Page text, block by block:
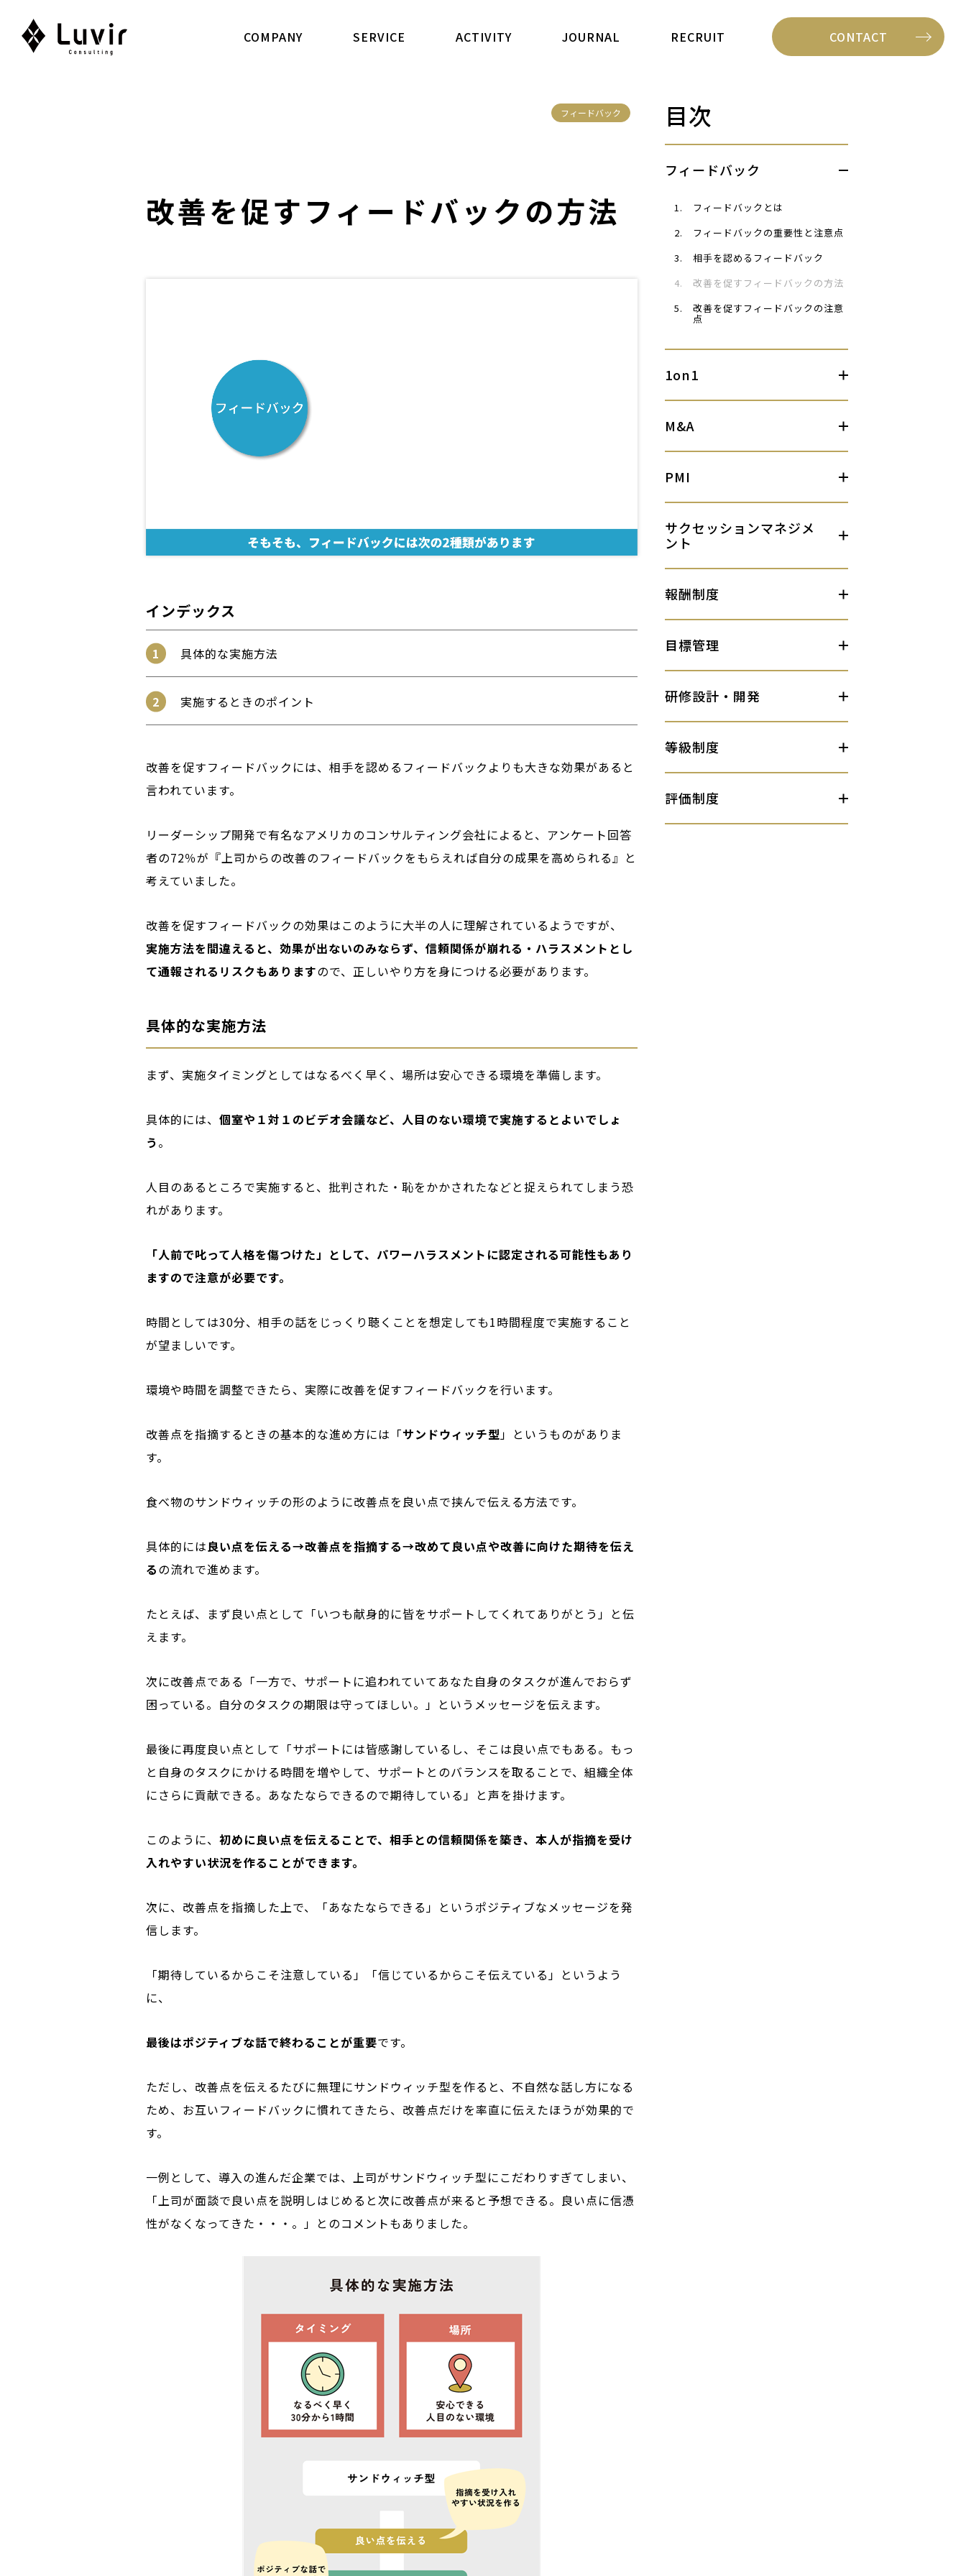
COMPANY SERVICE ACTIVITY JOURNAL RECRUIT CONTACT
フィードバック
改善を促すフィードバックの方法
インデックス
具体的な実施方法
実施するときのポイント
改善を促すフィードバックには、相手を認めるフィードバックよりも大きな効果があると
言われています。
リーダーシップ開発で有名なアメリカのコンサルティング会社によると、アンケート回答
者の72％が『上司からの改善のフィードバックをもらえれば自分の成果を高められる』と
考えていました。
改善を促すフィードバックの効果はこのように大半の人に理解されているようですが、
実施方法を間違えると、効果が出ないのみならず、信頼関係が崩れる・ハラスメントとし
て通報されるリスクもありますので、正しいやり方を身につける必要があります。
具体的な実施方法
まず、実施タイミングとしてはなるべく早く、場所は安心できる環境を準備します。
具体的には、 個室や１対１のビデオ会議など、人目のない環境で実施するとよいでしょ
う。
人目のあるところで実施すると、批判された・恥をかかされたなどと捉えられてしまう恐
れがあります。
「人前で叱って人格を傷つけた」として、パワーハラスメントに認定される可能性もあり
ますので注意が必要です。
時間としては30分、相手の話をじっくり聴くことを想定しても1時間程度で実施すること
が望ましいです。
環境や時間を調整できたら、実際に改善を促すフィードバックを行います。
改善点を指摘するときの基本的な進め方には「サンドウィッチ型 」というものがありま
す。
食べ物のサンドウィッチの形のように改善点を良い点で挟んで伝える方法です。
具体的には良い点を伝える→改善点を指摘する→改めて良い点や改善に向けた期待を伝え
るの流れで進めます。
たとえば、まず良い点として「いつも献身的に皆をサポートしてくれてありがとう」と伝
えます。
次に改善点である「一方で、サポートに追われていてあなた自身のタスクが進んでおらず
困っている。自分のタスクの期限は守ってほしい。」というメッセージを伝えます。
最後に再度良い点として「サポートには皆感謝しているし、そこは良い点でもある。もっ
と自身のタスクにかける時間を増やして、サポートとのバランスを取ることで、組織全体
にさらに貢献できる。あなたならできるので期待している」と声を掛けます。
このように、 初めに良い点を伝えることで、相手との信頼関係を築き、本人が指摘を受け
入れやすい状況を作ることができます。
次に、改善点を指摘した上で、「あなたならできる」というポジティブなメッセージを発
信します。
「期待しているからこそ注意している」「信じているからこそ伝えている」というよう
に、
最後はポジティブな話で終わることが重要です。
ただし、改善点を伝えるたびに無理にサンドウィッチ型を作ると、不自然な話し方になる
ため、お互いフィードバックに慣れてきたら、改善点だけを率直に伝えたほうが効果的で
す。
一例として、導入の進んだ企業では、上司がサンドウィッチ型にこだわりすぎてしまい、
「上司が面談で良い点を説明しはじめると次に改善点が来ると予想できる。良い点に信憑
性がなくなってきた・・・。」とのコメントもありました。
目次
フィードバック
1.
フィードバックとは
2.
フィードバックの重要性と注意点
3.
相手を認めるフィードバック
4.
改善を促すフィードバックの方法
5.
改善を促すフィードバックの注意
点
1on1
M&A
PMI
サクセッションマネジメ
ント
報酬制度
目標管理
研修設計・開発
等級制度
評価制度